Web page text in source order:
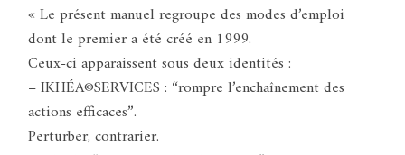
« Le présent manuel regroupe des modes d’emploi
dont le premier a été créé en 1999.
Ceux-ci apparaissent sous deux identités :
– IKHÉA©SERVICES : “rompre l’enchaînement des
actions efficaces”.
Perturber, contrarier.